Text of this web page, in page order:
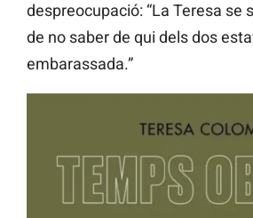
despreocupació: “La Teresa se
de no saber de qui dels dos
embarassada.”